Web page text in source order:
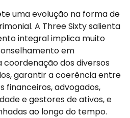
uma evolução na forma de
A Three Sixty salienta
integral implica muito
em
dos diversos
garantir a coerência entre
financeiros, advogados,
e gestores de ativos, e
ao longo do tempo.